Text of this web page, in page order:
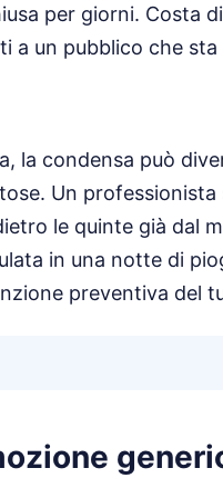
per giorni. Costa
a un pubblico che
la condensa può
Un professionista
le quinte già dal
in una notte di
preventiva del